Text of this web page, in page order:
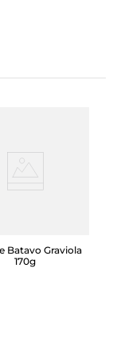
Batavo Graviola
170g